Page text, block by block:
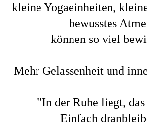
kleine Yogaeinheiten,
bewusstes
können so viel
Mehr Gelassenheit und
"In der Ruhe liegt,
Einfach